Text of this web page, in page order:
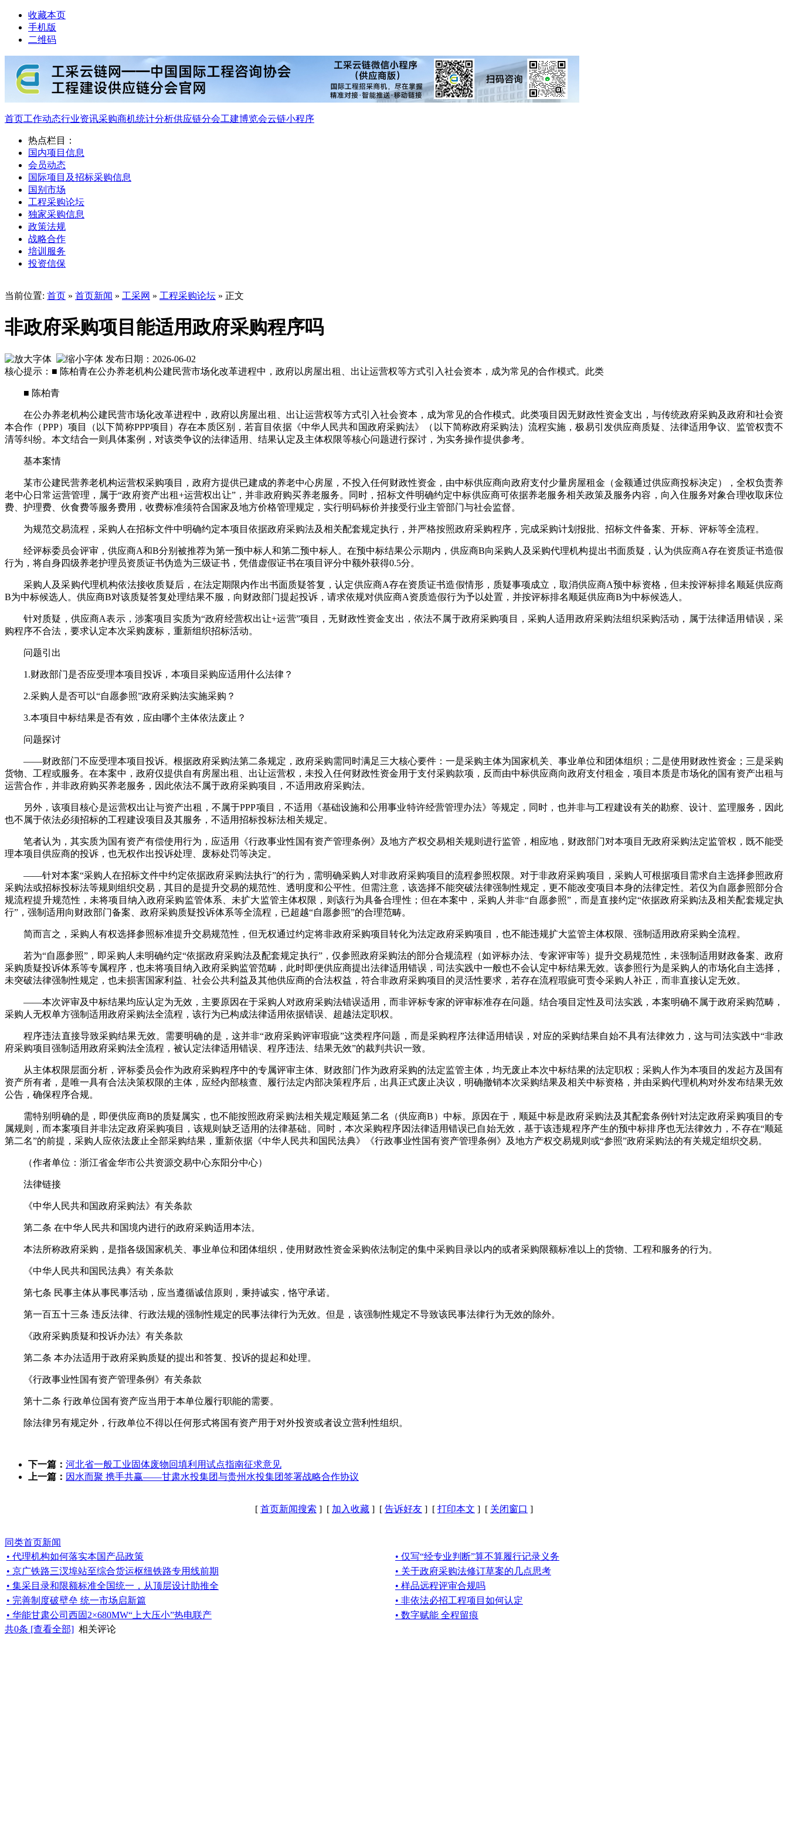
收藏本页
手机版
二维码
首页工作动态行业资讯采购商机统计分析供应链分会工建博览会云链小程序
热点栏目：
国内项目信息
会员动态
国际项目及招标采购信息
国别市场
工程采购论坛
独家采购信息
政策法规
战略合作
培训服务
投资信保
当前位置: 首页 » 首页新闻 » 工采网 » 工程采购论坛 » 正文
非政府采购项目能适用政府采购程序吗
发布日期：2026-06-02
核心提示：■ 陈柏青在公办养老机构公建民营市场化改革进程中，政府以房屋出租、出让运营权等方式引入社会资本，成为常见的合作模式。此类
■ 陈柏青
在公办养老机构公建民营市场化改革进程中，政府以房屋出租、出让运营权等方式引入社会资本，成为常见的合作模式。此类项目因无财政性资金支出，与传统政府采购及政府和社会资
本合作（PPP）项目（以下简称PPP项目）存在本质区别，若盲目依据《中华人民共和国政府采购法》（以下简称政府采购法）流程实施，极易引发供应商质疑、法律适用争议、监管权责不
清等纠纷。本文结合一则具体案例，对该类争议的法律适用、结果认定及主体权限等核心问题进行探讨，为实务操作提供参考。
基本案情
某市公建民营养老机构运营权采购项目，政府方提供已建成的养老中心房屋，不投入任何财政性资金，由中标供应商向政府支付少量房屋租金（金额通过供应商投标决定），全权负责养
老中心日常运营管理，属于“政府资产出租+运营权出让”，并非政府购买养老服务。同时，招标文件明确约定中标供应商可依据养老服务相关政策及服务内容，向入住服务对象合理收取床位
费、护理费、伙食费等服务费用，收费标准须符合国家及地方价格管理规定，实行明码标价并接受行业主管部门与社会监督。
为规范交易流程，采购人在招标文件中明确约定本项目依据政府采购法及相关配套规定执行，并严格按照政府采购程序，完成采购计划报批、招标文件备案、开标、评标等全流程。
经评标委员会评审，供应商A和B分别被推荐为第一预中标人和第二预中标人。在预中标结果公示期内，供应商B向采购人及采购代理机构提出书面质疑，认为供应商A存在资质证书造假
行为，将自身四级养老护理员资质证书伪造为三级证书，凭借虚假证书在项目评分中额外获得0.5分。
采购人及采购代理机构依法接收质疑后，在法定期限内作出书面质疑答复，认定供应商A存在资质证书造假情形，质疑事项成立，取消供应商A预中标资格，但未按评标排名顺延供应商
B为中标候选人。供应商B对该质疑答复处理结果不服，向财政部门提起投诉，请求依规对供应商A资质造假行为予以处置，并按评标排名顺延供应商B为中标候选人。
针对质疑，供应商A表示，涉案项目实质为“政府经营权出让+运营”项目，无财政性资金支出，依法不属于政府采购项目，采购人适用政府采购法组织采购活动，属于法律适用错误，采
购程序不合法，要求认定本次采购废标，重新组织招标活动。
问题引出
1.财政部门是否应受理本项目投诉，本项目采购应适用什么法律？
2.采购人是否可以“自愿参照”政府采购法实施采购？
3.本项目中标结果是否有效，应由哪个主体依法废止？
问题探讨
——财政部门不应受理本项目投诉。根据政府采购法第二条规定，政府采购需同时满足三大核心要件：一是采购主体为国家机关、事业单位和团体组织；二是使用财政性资金；三是采购
货物、工程或服务。在本案中，政府仅提供自有房屋出租、出让运营权，未投入任何财政性资金用于支付采购款项，反而由中标供应商向政府支付租金，项目本质是市场化的国有资产出租与
运营合作，并非政府购买养老服务，因此依法不属于政府采购项目，不适用政府采购法。
另外，该项目核心是运营权出让与资产出租，不属于PPP项目，不适用《基础设施和公用事业特许经营管理办法》等规定，同时，也并非与工程建设有关的勘察、设计、监理服务，因此
也不属于依法必须招标的工程建设项目及其服务，不适用招标投标法相关规定。
笔者认为，其实质为国有资产有偿使用行为，应适用《行政事业性国有资产管理条例》及地方产权交易相关规则进行监管，相应地，财政部门对本项目无政府采购法定监管权，既不能受
理本项目供应商的投诉，也无权作出投诉处理、废标处罚等决定。
——针对本案“采购人在招标文件中约定依据政府采购法执行”的行为，需明确采购人对非政府采购项目的流程参照权限。对于非政府采购项目，采购人可根据项目需求自主选择参照政府
采购法或招标投标法等规则组织交易，其目的是提升交易的规范性、透明度和公平性。但需注意，该选择不能突破法律强制性规定，更不能改变项目本身的法律定性。若仅为自愿参照部分合
规流程提升规范性，未将项目纳入政府采购监管体系、未扩大监管主体权限，则该行为具备合理性；但在本案中，采购人并非“自愿参照”，而是直接约定“依据政府采购法及相关配套规定执
行”，强制适用向财政部门备案、政府采购质疑投诉体系等全流程，已超越“自愿参照”的合理范畴。
简而言之，采购人有权选择参照标准提升交易规范性，但无权通过约定将非政府采购项目转化为法定政府采购项目，也不能违规扩大监管主体权限、强制适用政府采购全流程。
若为“自愿参照”，即采购人未明确约定“依据政府采购法及配套规定执行”，仅参照政府采购法的部分合规流程（如评标办法、专家评审等）提升交易规范性，未强制适用财政备案、政府
采购质疑投诉体系等专属程序，也未将项目纳入政府采购监管范畴，此时即便供应商提出法律适用错误，司法实践中一般也不会认定中标结果无效。该参照行为是采购人的市场化自主选择，
未突破法律强制性规定，也未损害国家利益、社会公共利益及其他供应商的合法权益，符合非政府采购项目的灵活性要求，若存在流程瑕疵可责令采购人补正，而非直接认定无效。
——本次评审及中标结果均应认定为无效，主要原因在于采购人对政府采购法错误适用，而非评标专家的评审标准存在问题。结合项目定性及司法实践，本案明确不属于政府采购范畴，
采购人无权单方强制适用政府采购法全流程，该行为已构成法律适用依据错误、超越法定职权。
程序违法直接导致采购结果无效。需要明确的是，这并非“政府采购评审瑕疵”这类程序问题，而是采购程序法律适用错误，对应的采购结果自始不具有法律效力，这与司法实践中“非政
府采购项目强制适用政府采购法全流程，被认定法律适用错误、程序违法、结果无效”的裁判共识一致。
从主体权限层面分析，评标委员会作为政府采购程序中的专属评审主体、财政部门作为政府采购的法定监管主体，均无废止本次中标结果的法定职权；采购人作为本项目的发起方及国有
资产所有者，是唯一具有合法决策权限的主体，应经内部核查、履行法定内部决策程序后，出具正式废止决议，明确撤销本次采购结果及相关中标资格，并由采购代理机构对外发布结果无效
公告，确保程序合规。
需特别明确的是，即便供应商B的质疑属实，也不能按照政府采购法相关规定顺延第二名（供应商B）中标。原因在于，顺延中标是政府采购法及其配套条例针对法定政府采购项目的专
属规则，而本案项目并非法定政府采购项目，该规则缺乏适用的法律基础。同时，本次采购程序因法律适用错误已自始无效，基于该违规程序产生的预中标排序也无法律效力，不存在“顺延
第二名”的前提，采购人应依法废止全部采购结果，重新依据《中华人民共和国民法典》《行政事业性国有资产管理条例》及地方产权交易规则或“参照”政府采购法的有关规定组织交易。
（作者单位：浙江省金华市公共资源交易中心东阳分中心）
法律链接
《中华人民共和国政府采购法》有关条款
第二条 在中华人民共和国境内进行的政府采购适用本法。
本法所称政府采购，是指各级国家机关、事业单位和团体组织，使用财政性资金采购依法制定的集中采购目录以内的或者采购限额标准以上的货物、工程和服务的行为。
《中华人民共和国民法典》有关条款
第七条 民事主体从事民事活动，应当遵循诚信原则，秉持诚实，恪守承诺。
第一百五十三条 违反法律、行政法规的强制性规定的民事法律行为无效。但是，该强制性规定不导致该民事法律行为无效的除外。
《政府采购质疑和投诉办法》有关条款
第二条 本办法适用于政府采购质疑的提出和答复、投诉的提起和处理。
《行政事业性国有资产管理条例》有关条款
第十二条 行政单位国有资产应当用于本单位履行职能的需要。
除法律另有规定外，行政单位不得以任何形式将国有资产用于对外投资或者设立营利性组织。
下一篇： 河北省一般工业固体废物回填利用试点指南征求意见
上一篇： 因水而聚 携手共赢——甘肃水投集团与贵州水投集团签署战略合作协议
[ 首页新闻搜索 ] [ 加入收藏 ] [ 告诉好友 ] [ 打印本文 ] [ 关闭窗口 ]
同类首页新闻
• 代理机构如何落实本国产品政策
• 仅写“经专业判断”算不算履行记录义务
• 京广铁路三汊埠站至综合货运枢纽铁路专用线前期
• 关于政府采购法修订草案的几点思考
• 集采目录和限额标准全国统一，从顶层设计助推全
• 样品远程评审合规吗
• 完善制度破壁垒 统一市场启新篇
• 非依法必招工程项目如何认定
• 华能甘肃公司西固2×680MW“上大压小”热电联产
• 数字赋能 全程留痕
共0条 [查看全部] 相关评论